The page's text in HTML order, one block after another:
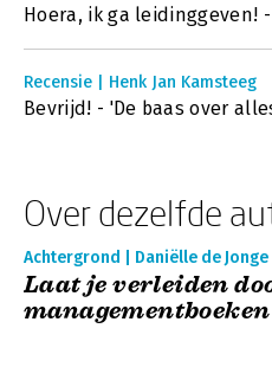
Hoera, ik ga leidinggeven! -
Recensie | Henk Jan Kamsteeg
Bevrijd! - 'De baas over
Over dezelfde
Achtergrond | Daniëlle de Jonge
Laat je verleiden
managementboeken